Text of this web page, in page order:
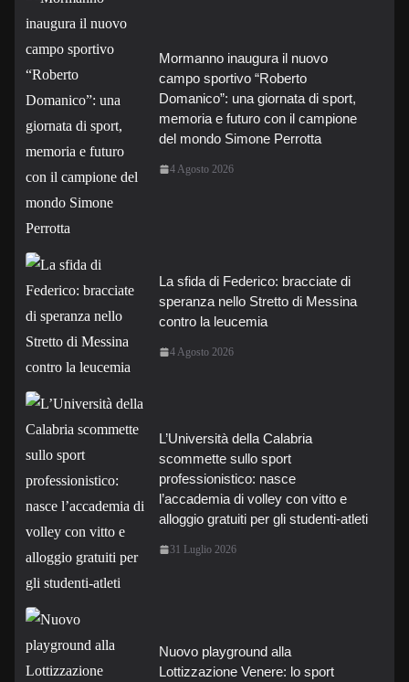
Mormanno inaugura il nuovo
campo sportivo “Roberto
Domanico”: una giornata di sport,
memoria e futuro con il campione
del mondo Simone Perrotta
4 Agosto 2026
La sfida di Federico: bracciate di
speranza nello Stretto di Messina
contro la leucemia
4 Agosto 2026
L’Università della Calabria
scommette sullo sport
professionistico: nasce
l’accademia di volley con vitto e
alloggio gratuiti per gli studenti-atleti
31 Luglio 2026
Nuovo playground alla
Lottizzazione Venere: lo sport